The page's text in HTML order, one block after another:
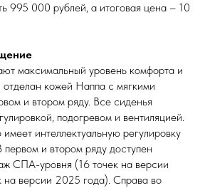
995 000 рублей, а итоговая цена – 10
максимальный уровень комфорта и
кожей Наппа с мягкими
и втором ряду. Все сиденья
подогревом и вентиляцией.
интеллектуальную регулировку
и втором ряду доступен
СПА-уровня (16 точек на версии
на версии 2025 года). Справа во